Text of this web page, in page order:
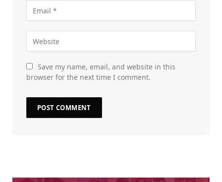
Save my name, email, and website in this
browser for the next time I comment.